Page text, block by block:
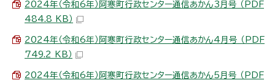
2024年（令和6年）阿寒町行政センター通信あかん3月号 （PDF
484.8 KB）
2024年（令和6年）阿寒町行政センター通信あかん4月号 （PDF
749.2 KB）
2024年（令和6年）阿寒町行政センター通信あかん5月号 （PDF